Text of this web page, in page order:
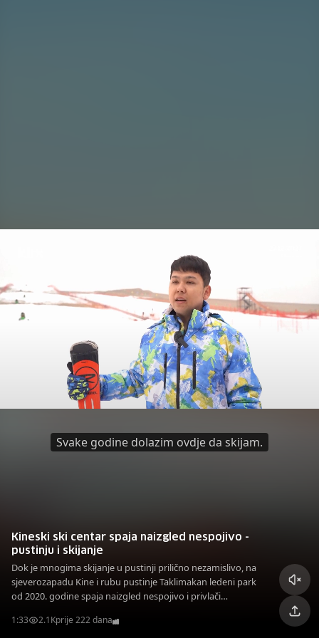
Svake godine dolazim ovdje da skijam.
Kineski ski centar spaja naizgled nespojivo -
pustinju i skijanje
Dok je mnogima skijanje u pustinji prilično nezamislivo, na
sjeverozapadu Kine i rubu pustinje Taklimakan ledeni park
od 2020. godine spaja naizgled nespojivo i privlači
1:33 2.1Kprije 222 dana